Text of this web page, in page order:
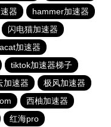
器
hammer加速器
闪电猫加速器
加速器
tiktok加速器梯子
加速器
极风加速器
西柚加速器
红海pro